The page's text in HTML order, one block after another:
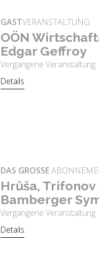
GASTVERANSTALTUNG
OÖN
Edgar Gef­froy
Vergangene Veranstaltung
Details
DAS GROSSE
Hrůša, Trifo­nov
Bam­ber­ger
Vergangene Veranstaltung
Details